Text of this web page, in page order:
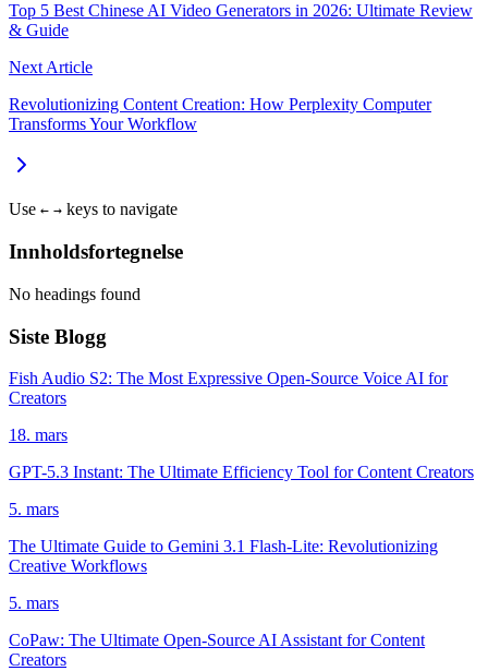
Top 5 Best Chinese AI Video Generators in 2026: Ultimate Review
& Guide
Next Article
Revolutionizing Content Creation: How Perplexity Computer
Transforms Your Workflow
Use ← → keys to navigate
Innholdsfortegnelse
No headings found
Siste Blogg
Fish Audio S2: The Most Expressive Open-Source Voice AI for
Creators
18. mars
GPT-5.3 Instant: The Ultimate Efficiency Tool for Content Creators
5. mars
The Ultimate Guide to Gemini 3.1 Flash-Lite: Revolutionizing
Creative Workflows
5. mars
CoPaw: The Ultimate Open-Source AI Assistant for Content
Creators